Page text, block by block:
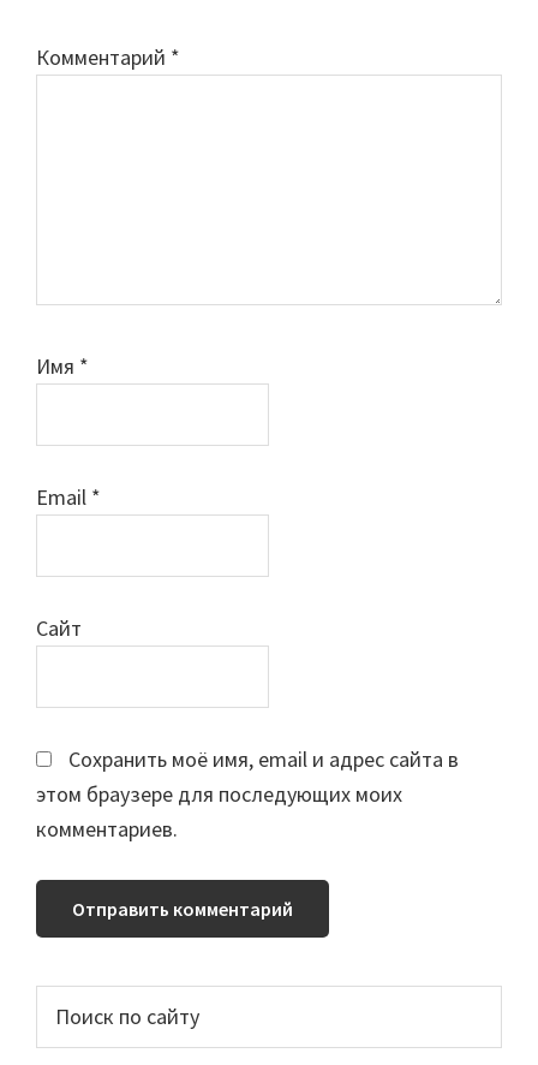
Комментарий *
Имя *
Email *
Сайт
Сохранить моё имя, email и адрес сайта в
этом браузере для последующих моих
комментариев.
Основной
сайдбар